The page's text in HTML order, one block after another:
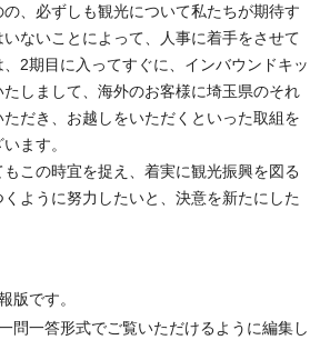
、必ずしも観光について私たちが期待す
ないことによって、人事に着手をさせて
2期目に入ってすぐに、インバウンドキッ
しまして、海外のお客様に埼玉県のそれ
だき、お越しをいただくといった取組を
ます。
この時宜を捉え、着実に観光振興を図る
ように努力したいと、決意を新たにした
版です。
問一答形式でご覧いただけるように編集し